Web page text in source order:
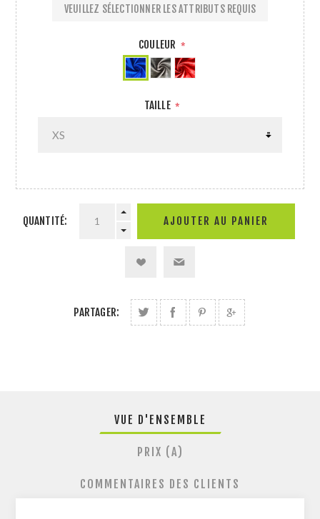
COULEUR *
TAILLE *
VEUILLEZ SÉLECTIONNER LES ATTRIBUTS REQUIS
QUANTITÉ:
PARTAGER:
VUE D'ENSEMBLE
PRIX (A)
COMMENTAIRES DES CLIENTS